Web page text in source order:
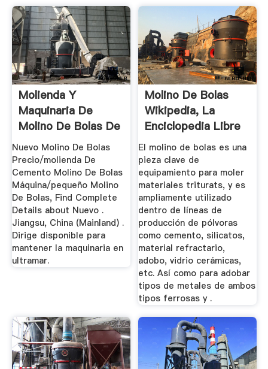
Molienda Y
Maquinaria De
Molino De Bolas De
China
Nuevo Molino De Bolas
Precio/molienda De
Cemento Molino De Bolas
Máquina/pequeño Molino
De Bolas, Find Complete
Details about Nuevo .
Jiangsu, China (Mainland) .
Dirige disponible para
mantener la maquinaria en
ultramar.
Molino De Bolas
Wikipedia, La
Enciclopedia Libre
El molino de bolas es una
pieza clave de
equipamiento para moler
materiales triturats, y es
ampliamente utilizado
dentro de líneas de
producción de pólvoras
como cemento, silicatos,
material refractario,
adobo, vidrio cerámicas,
etc. Así como para adobar
tipos de metales de ambos
tipos ferrosas y .